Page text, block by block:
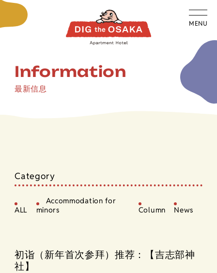
MENU
Information
最新信息
Category
ALL
Accommodation for
minors
Column News
初诣（新年首次参拜）推荐：【吉志部神
社】